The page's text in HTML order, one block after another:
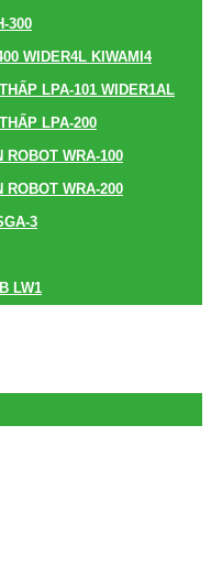
300
WIDER4L KIWAMI4
LPA-101 WIDER1AL
LPA-200
WRA-100
WRA-200
3
LW1